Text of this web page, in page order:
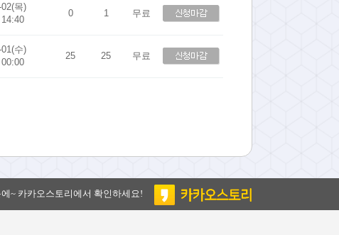
목)
0 1 무료
수)
25 25 무료
~ 카카오스토리에서 확인하세요!